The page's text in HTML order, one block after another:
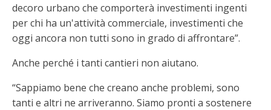
decoro urbano che comporterà investimenti ingenti
per chi ha un'attività commerciale, investimenti che
oggi ancora non tutti sono in grado di affrontare”.
Anche perché i tanti cantieri non aiutano.
“Sappiamo bene che creano anche problemi, sono
tanti e altri ne arriveranno. Siamo pronti a sostenere